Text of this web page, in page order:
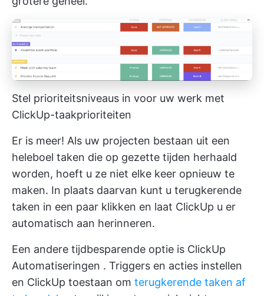
Stel prioriteitsniveaus in voor uw werk met
ClickUp-taakprioriteiten
Er is meer! Als uw projecten bestaan uit een
heleboel taken die op gezette tijden herhaald
worden, hoeft u ze niet elke keer opnieuw te
maken. In plaats daarvan kunt u terugkerende
taken in een paar klikken en laat ClickUp u er
automatisch aan herinneren.
Een andere tijdbesparende optie is ClickUp
Automatiseringen . Triggers en acties instellen
en ClickUp toestaan om terugkerende taken af